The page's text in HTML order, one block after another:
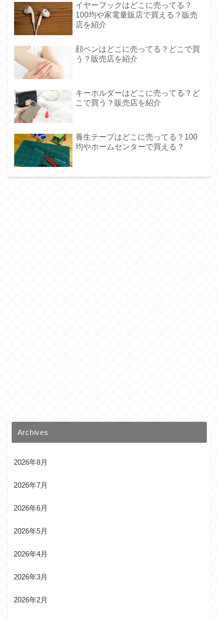
イヤーフックはどこに売ってる？
100均や家電量販店で買える？販売
店を紹介
顔ペンはどこに売ってる？どこで買
う？販売店を紹介
キーホルダーはどこに売ってる？ど
こで買う？販売店を紹介
養生テープはどこに売ってる？100
均やホームセンターで買える？
Archives
2026年8月
2026年7月
2026年6月
2026年5月
2026年4月
2026年3月
2026年2月